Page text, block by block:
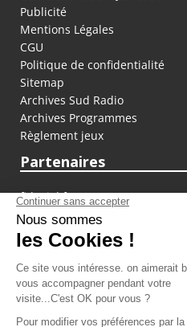
Publicité
Mentions Légales
CGU
Politique de confidentialité
Sitemap
Archives Sud Radio
Archives Programmes
Règlement jeux
Partenaires
fiducial.fr
lyoncapitale.fr
olympique-et-lyonnais.com
L'application Iphone /
Téléchargez